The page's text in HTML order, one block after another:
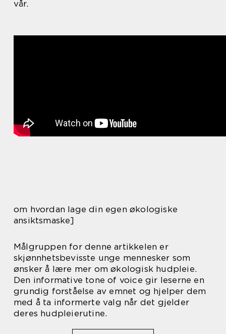
vår.
om hvordan lage din egen økologiske
ansiktsmaske]
Målgruppen for denne artikkelen er
skjønnhetsbevisste unge mennesker som
ønsker å lære mer om økologisk hudpleie.
Den informative tone of voice gir leserne en
grundig forståelse av emnet og hjelper dem
med å ta informerte valg når det gjelder
deres hudpleierutine.